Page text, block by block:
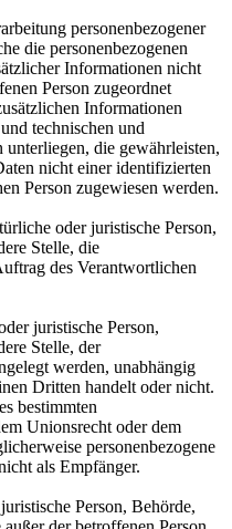
personenbezogener
die personenbezogenen
Informationen nicht
Person zugeordnet
Informationen
technischen und
die gewährleisten,
nicht einer identifizierten
Person zugewiesen werden.
oder juristische Person,
Stelle, die
des Verantwortlichen
juristische Person,
Stelle, der
werden, unabhängig
Dritten handelt oder nicht.
bestimmten
Unionsrecht oder dem
personenbezogene
als Empfänger.
Person, Behörde,